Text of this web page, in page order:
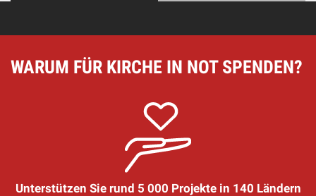
WARUM FÜR KIRCHE IN NOT SPENDEN?
Unterstützen Sie rund 5 000 Projekte in 140 Ländern